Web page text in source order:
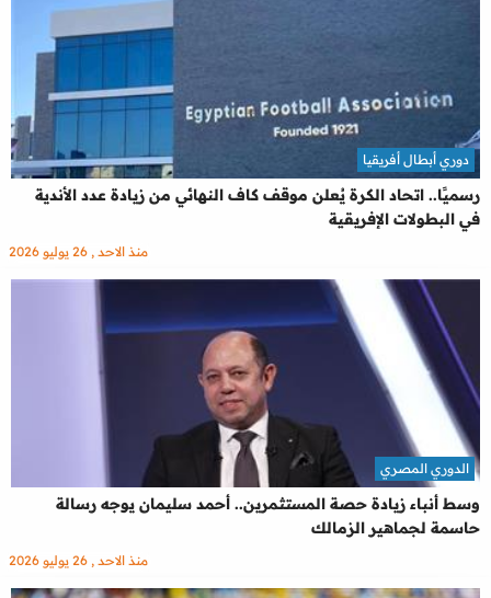
رسميًا.. اتحاد الكرة يُعلن موقف كاف النهائي من زيادة عدد الأندية
في البطولات الإفريقية
دوري أبطال أفريقيا
منذ الاحد , 26 يوليو 2026
وسط أنباء زيادة حصة المستثمرين.. أحمد سليمان يوجه رسالة
حاسمة لجماهير الزمالك
الدوري المصري
منذ الاحد , 26 يوليو 2026